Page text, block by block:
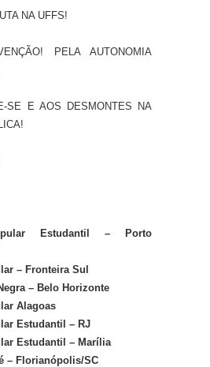
NA UFFS!
PELA AUTONOMIA
SE E AOS DESMONTES NA
Estudantil – Porto
– Fronteira Sul
– Belo Horizonte
Alagoas
Estudantil – RJ
Estudantil – Marília
– Florianópolis/SC